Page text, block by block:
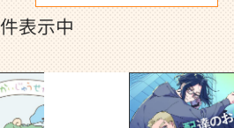
件表示中